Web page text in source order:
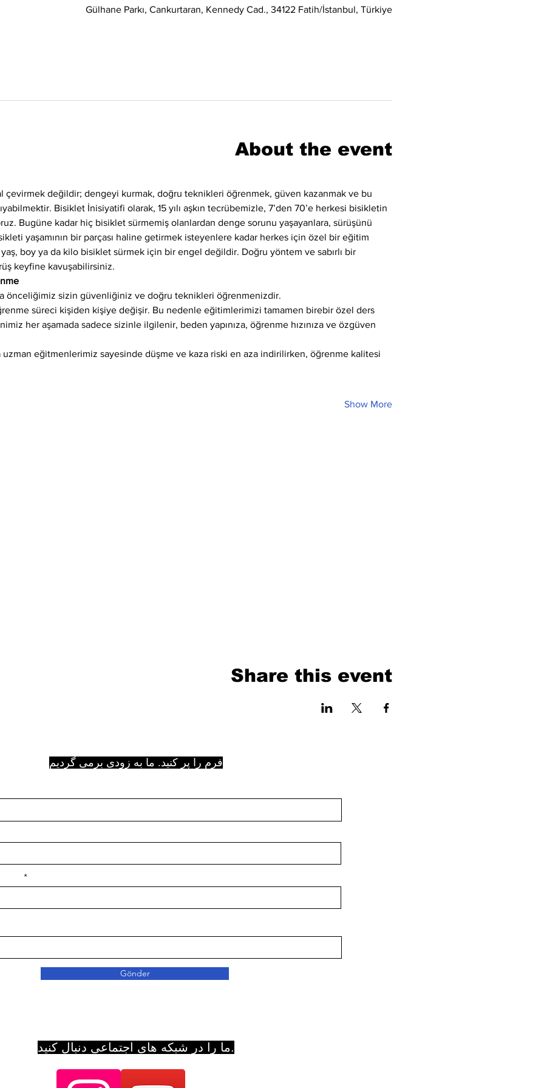
Gülhane Parkı, Cankurtaran, Kennedy Cad., 34122 Fatih/İstanbul, Türkiye
About the event
çevirmek değildir; dengeyi kurmak, doğru teknikleri öğrenmek, güven kazanmak ve bu
Bisiklet İnisiyatifi olarak, 15 yılı aşkın tecrübemizle, 7’den 70’e herkesi bisikletin
Bugüne kadar hiç bisiklet sürmemiş olanlardan denge sorunu yaşayanlara, sürüşünü
yaşamının bir parçası haline getirmek isteyenlere kadar herkes için özel bir eğitim
boy ya da kilo bisiklet sürmek için bir engel değildir. Doğru yöntem ve sabırlı bir
keyfine kavuşabilirsiniz.
önceliğimiz sizin güvenliğiniz ve doğru teknikleri öğrenmenizdir.
süreci kişiden kişiye değişir. Bu nedenle eğitimlerimizi tamamen birebir özel ders
her aşamada sadece sizinle ilgilenir, beden yapınıza, öğrenme hızınıza ve özgüven
uzman eğitmenlerimiz sayesinde düşme ve kaza riski en aza indirilirken, öğrenme kalitesi
Show More
Share this event
فرم را پر کنید. ما به زودی برمی گردیم
Gönder
ما را در شبکه های اجتماعی دنبال کنید.